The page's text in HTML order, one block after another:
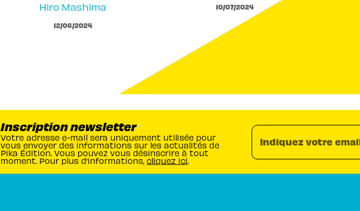
Hiro Mashima
12/06/2024
10/07/2024
Inscription newsletter
Votre adresse e-mail sera uniquement utilisée pour
vous envoyer des informations sur les actualités de
Pika Édition. Vous pouvez vous désinscrire à tout
moment. Pour plus d’informations, cliquez ici.
Indiquez votre